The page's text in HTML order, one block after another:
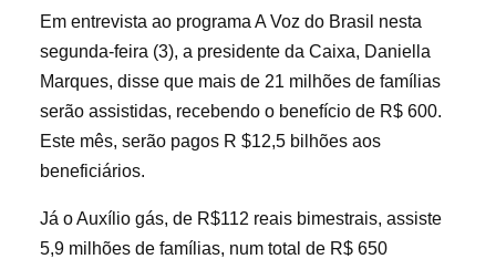
Em entrevista ao programa A Voz do Brasil nesta
segunda-feira (3), a presidente da Caixa, Daniella
Marques, disse que mais de 21 milhões de famílias
serão assistidas, recebendo o benefício de R$ 600.
Este mês, serão pagos R $12,5 bilhões aos
beneficiários.
Já o Auxílio gás, de R$112 reais bimestrais, assiste
5,9 milhões de famílias, num total de R$ 650